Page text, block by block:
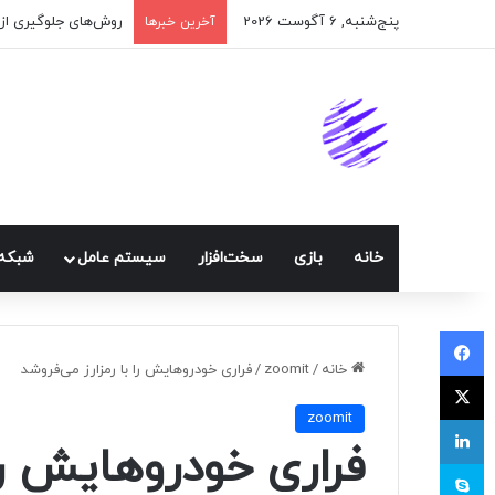
پنج‌شنبه, 6 آگوست 2026 آخرین خبرها اپلیکیشن
خانه بازی سخت‌افزار سيستم عامل
خانه /
zoomit
/فراری خودروهایش را با رمزارز می‌فروشد
zoomit
فراری خودروهایش
فیسبوک